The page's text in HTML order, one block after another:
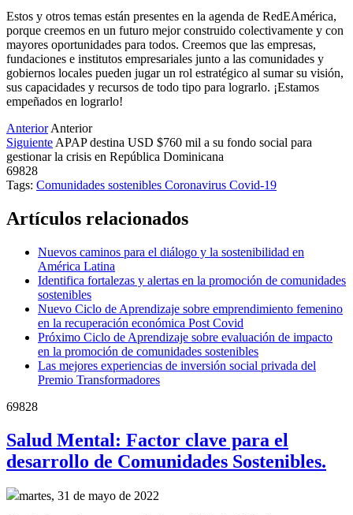
Estos y otros temas están presentes en la agenda de RedEAmérica,
porque creemos en un futuro mejor construido colectivamente y con
mayores oportunidades para todos. Creemos que las empresas,
fundaciones e institutos empresariales junto a las comunidades y
gobiernos locales pueden jugar un rol estratégico al sumar su visión,
sus capacidades y recursos de todo tipo para lograrlo. ¡Estamos
empeñados en lograrlo!
Anterior Anterior
Siguiente APAP destina USD $760 mil a su fondo social para
gestionar la crisis en República Dominicana
69828
Tags: Comunidades sostenibles Coronavirus Covid-19
Artículos relacionados
Nuevos caminos para el diálogo y la sostenibilidad en
América Latina
Identifica fortalezas y alertas en la promoción de comunidades
sostenibles
Nuevo Ciclo de Aprendizaje sobre emprendimiento femenino
en la recuperación económica Post Covid
Próximo Ciclo de Aprendizaje sobre evaluación de impacto
en la promoción de comunidades sostenibles
Las mejores experiencias de inversión social privada del
Premio Transformadores
69828
Salud Mental: Factor clave para el
desarrollo de Comunidades Sostenibles.
martes, 31 de mayo de 2022